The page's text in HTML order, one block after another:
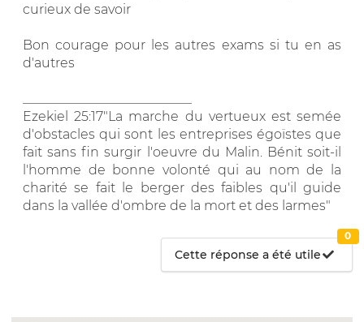
curieux de savoir
Bon courage pour les autres exams si tu en as
d'autres
Ezekiel 25:17"La marche du vertueux est semée
d'obstacles qui sont les entreprises égoïstes que
fait sans fin surgir l'oeuvre du Malin. Bénit soit-il
l'homme de bonne volonté qui au nom de la
charité se fait le berger des faibles qu'il guide
dans la vallée d'ombre de la mort et des larmes"
Cette réponse a été utile
0